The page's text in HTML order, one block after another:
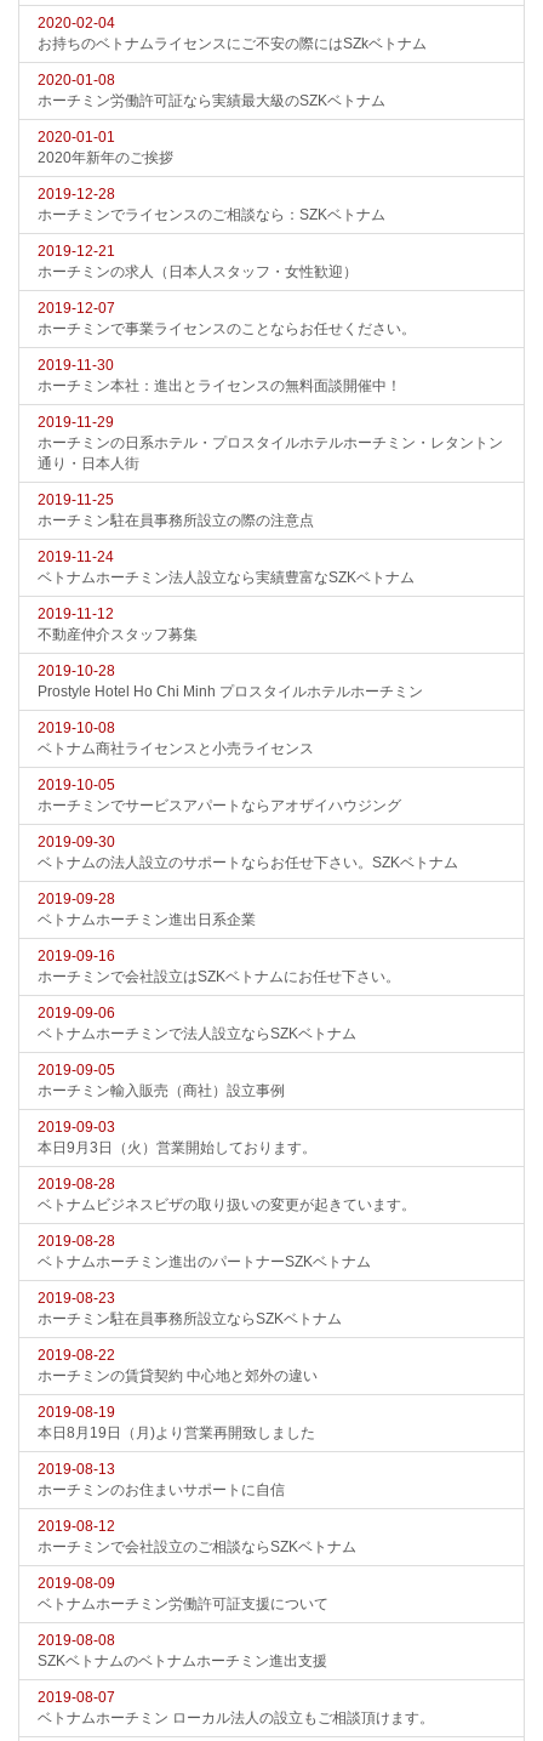
2020-02-04
お持ちのベトナムライセンスにご不安の際にはSZkベトナム
2020-01-08
ホーチミン労働許可証なら実績最大級のSZKベトナム
2020-01-01
2020年新年のご挨拶
2019-12-28
ホーチミンでライセンスのご相談なら：SZKベトナム
2019-12-21
ホーチミンの求人（日本人スタッフ・女性歓迎）
2019-12-07
ホーチミンで事業ライセンスのことならお任せください。
2019-11-30
ホーチミン本社：進出とライセンスの無料面談開催中！
2019-11-29
ホーチミンの日系ホテル・プロスタイルホテルホーチミン・レタントン
通り・日本人街
2019-11-25
ホーチミン駐在員事務所設立の際の注意点
2019-11-24
ベトナムホーチミン法人設立なら実績豊富なSZKベトナム
2019-11-12
不動産仲介スタッフ募集
2019-10-28
Prostyle Hotel Ho Chi Minh プロスタイルホテルホーチミン
2019-10-08
ベトナム商社ライセンスと小売ライセンス
2019-10-05
ホーチミンでサービスアパートならアオザイハウジング
2019-09-30
ベトナムの法人設立のサポートならお任せ下さい。SZKベトナム
2019-09-28
ベトナムホーチミン進出日系企業
2019-09-16
ホーチミンで会社設立はSZKベトナムにお任せ下さい。
2019-09-06
ベトナムホーチミンで法人設立ならSZKベトナム
2019-09-05
ホーチミン輸入販売（商社）設立事例
2019-09-03
本日9月3日（火）営業開始しております。
2019-08-28
ベトナムビジネスビザの取り扱いの変更が起きています。
2019-08-28
ベトナムホーチミン進出のパートナーSZKベトナム
2019-08-23
ホーチミン駐在員事務所設立ならSZKベトナム
2019-08-22
ホーチミンの賃貸契約 中心地と郊外の違い
2019-08-19
本日8月19日（月)より営業再開致しました
2019-08-13
ホーチミンのお住まいサポートに自信
2019-08-12
ホーチミンで会社設立のご相談ならSZKベトナム
2019-08-09
ベトナムホーチミン労働許可証支援について
2019-08-08
SZKベトナムのベトナムホーチミン進出支援
2019-08-07
ベトナムホーチミン ローカル法人の設立もご相談頂けます。